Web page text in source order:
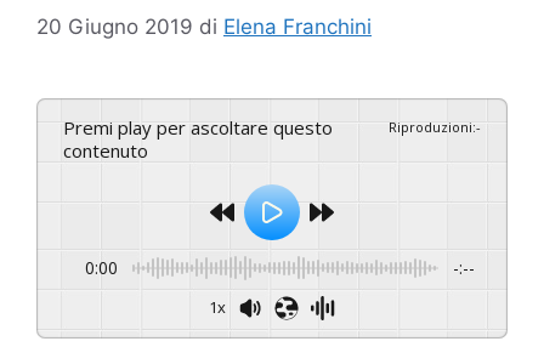
20 Giugno 2019 di Elena Franchini
Premi play per ascoltare questo
contenuto
Riproduzioni:-
0:00 -:--
1x